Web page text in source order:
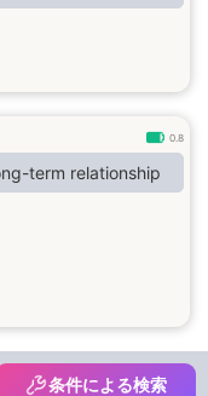
0.8
term relationship
条件による検索